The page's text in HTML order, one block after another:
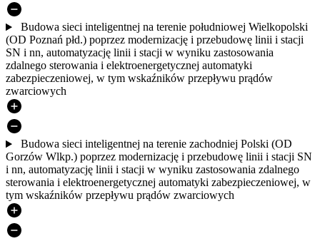
Budowa sieci inteligentnej na terenie południowej Wielkopolski
(OD Poznań płd.) poprzez modernizację i przebudowę linii i stacji
SN i nn, automatyzację linii i stacji w wyniku zastosowania
zdalnego sterowania i elektroenergetycznej automatyki
zabezpieczeniowej, w tym wskaźników przepływu prądów
zwarciowych
Budowa sieci inteligentnej na terenie zachodniej Polski (OD
Gorzów Wlkp.) poprzez modernizację i przebudowę linii i stacji SN
i nn, automatyzację linii i stacji w wyniku zastosowania zdalnego
sterowania i elektroenergetycznej automatyki zabezpieczeniowej, w
tym wskaźników przepływu prądów zwarciowych